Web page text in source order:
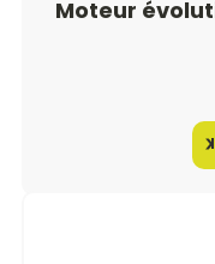
Moteur